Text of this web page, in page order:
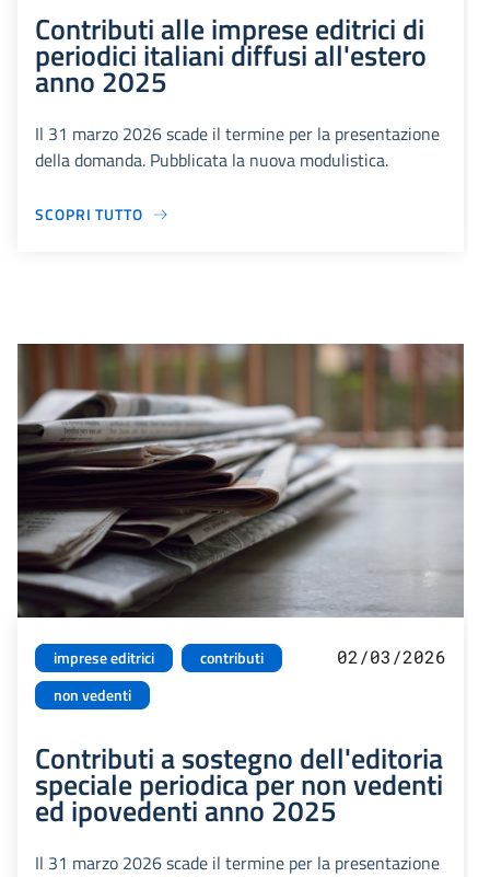
Contributi alle imprese editrici di
periodici italiani diffusi all'estero
anno 2025
Il 31 marzo 2026 scade il termine per la presentazione
della domanda. Pubblicata la nuova modulistica.
SCOPRI TUTTO
imprese editrici
contributi
non vedenti
02/03/2026
Contributi a sostegno dell'editoria
speciale periodica per non vedenti
ed ipovedenti anno 2025
Il 31 marzo 2026 scade il termine per la presentazione